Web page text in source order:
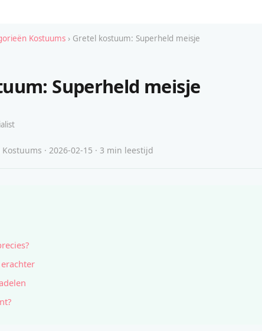
Kostuums › Gretel kostuum: Superheld meisje
Superheld meisje
· 2026-02-15 · 3 min leestijd